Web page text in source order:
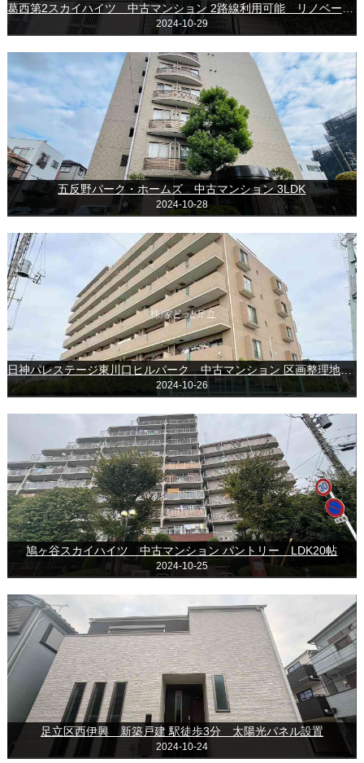
葛西第2スカイハイツ 中古マンション 2路線利用可能 リノベーション済
2024-10-29
五反野パーク・ホームズ 中古マンション 3LDK
2024-10-28
日神パレステージ東川口ヒルパーク 中古マンション 区画整理地内 全居室6帖
2024-10-26
鳩ヶ谷スカイハイツ 中古マンション パントリー LDK20帖
2024-10-25
足立区西伊興 新築戸建 駅徒歩3分 太陽光パネル設置
2024-10-24